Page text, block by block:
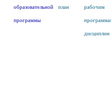
образовательной
программы
план рабочим
дисциплин